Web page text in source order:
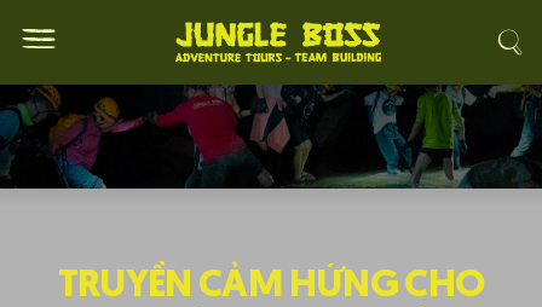
TRUYỀN CẢM HỨNG CHO